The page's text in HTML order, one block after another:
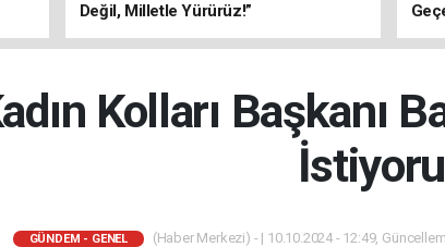
Değil, Milletle Yürürüz!”
Kolları Başkanı
GÜNDEM - GENEL (Haber Merkezi) - | 10.10.2024 - 12:49,